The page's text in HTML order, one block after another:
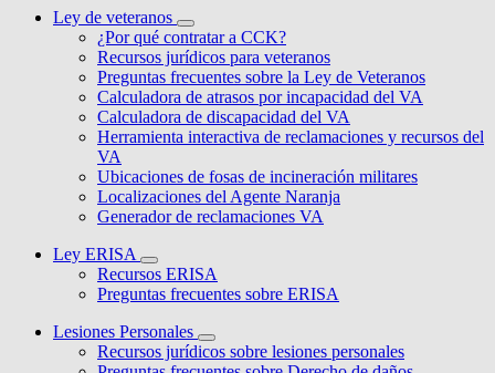
Ley de veteranos
¿Por qué contratar a CCK?
Recursos jurídicos para veteranos
Preguntas frecuentes sobre la Ley de Veteranos
Calculadora de atrasos por incapacidad del VA
Calculadora de discapacidad del VA
Herramienta interactiva de reclamaciones y recursos del
VA
Ubicaciones de fosas de incineración militares
Localizaciones del Agente Naranja
Generador de reclamaciones VA
Ley ERISA
Recursos ERISA
Preguntas frecuentes sobre ERISA
Lesiones Personales
Recursos jurídicos sobre lesiones personales